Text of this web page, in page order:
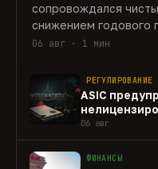
сопровождался
снижением годового
06 авг · 1 мин
РЕГУЛИРОВАНИЕ
ASIC
06 авг
ФИНАНСЫ